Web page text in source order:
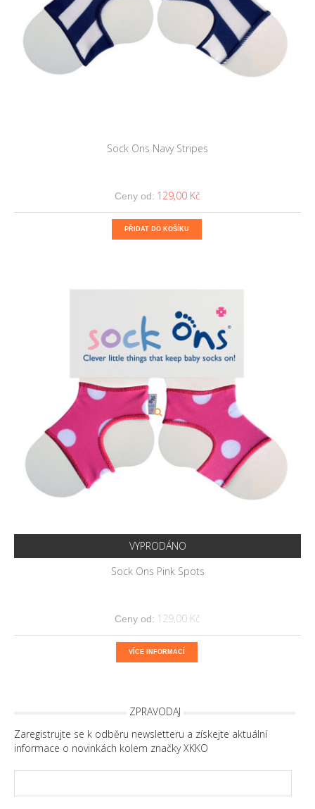
Sock Ons Navy Stripes
Ceny od: 129,00 Kč
PŘIDAT DO KOŠÍKU
VYPRODÁNO
Sock Ons Pink Spots
Ceny od: 129,00 Kč
VÍCE INFORMACÍ
ZPRAVODAJ
Zaregistrujte se k odběru newsletteru a získejte aktuální
informace o novinkách kolem značky XKKO